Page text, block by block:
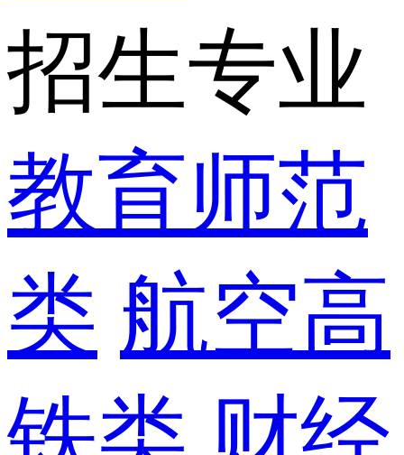
招生专业
教育师范
类 航空高